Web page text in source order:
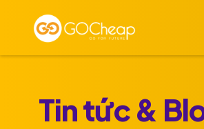
Tin tức &